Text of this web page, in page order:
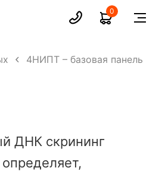
0
4НИПТ – базовая панель
ДНК скрининг